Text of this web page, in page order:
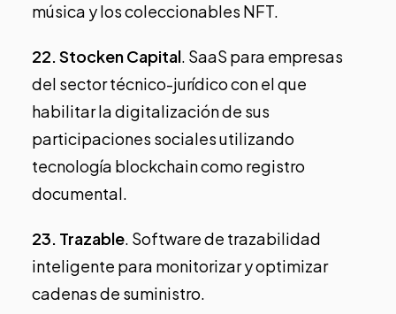
música y los coleccionables NFT.
22.Stocken Capital. SaaS para empresas
del sector técnico-jurídico con el que
habilitar la digitalización de sus
participaciones sociales utilizando
tecnología blockchain como registro
documental.
23. Trazable. Software de trazabilidad
inteligente para monitorizar y optimizar
cadenas de suministro.